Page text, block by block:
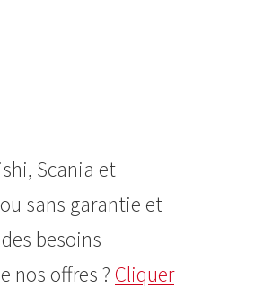
Scania et
sans garantie et
besoins
nos offres ? Cliquer